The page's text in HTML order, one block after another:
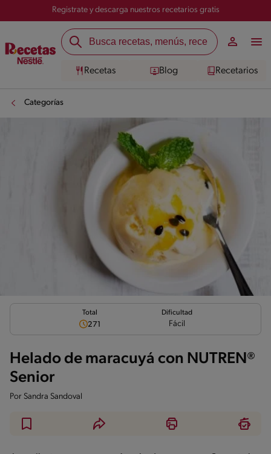
Registrate y descarga nuestros recetarios gratis
Recetas Blog Recetarios
Categorías
Total
271
Dificultad
Fácil
Helado de maracuyá con NUTREN®
Senior
Por Sandra Sandoval